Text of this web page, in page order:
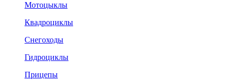
Мотоцыклы
Квадроциклы
Снегоходы
Гидроциклы
Прицепы